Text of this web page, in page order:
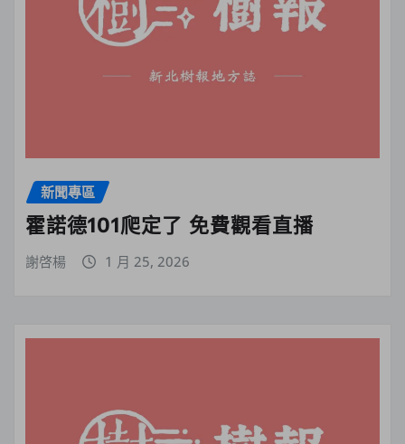
新聞專區
霍諾德101爬定了 免費觀看直播
謝啓楊 1 月 25, 2026